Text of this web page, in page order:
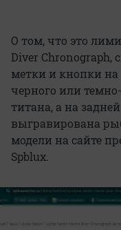
О том, что это
Diver Chronograph,
метки и кнопки на
черного или
титана, а на
выгравирована
модели на сайте
Spblux.